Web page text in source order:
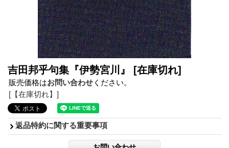
吉田邦乎句集『伊勢宮川』 [在庫切れ]
販売価格はお問い合わせ ください。
[【在庫切れ】]
返品特約に関する重要事項